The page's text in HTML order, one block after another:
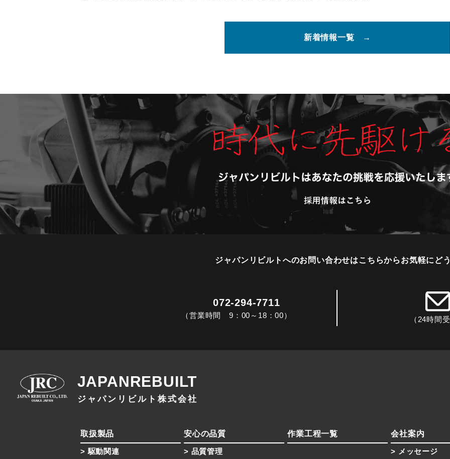
新着情報一覧
ジャパンリビルトへのお問い合わせは こちらからお気軽にど
072-294-7711
（営業時間 9：00～18：00） （24時間受
JAPANREBUILT
ジャパンリビルト株式会社
取扱製品
駆動関連
安心の品質
品質管理
作業工程一覧 会社案内
メッセージ